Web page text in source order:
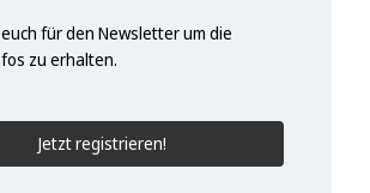
für den Newsletter um die
zu erhalten.
Jetzt registrieren!